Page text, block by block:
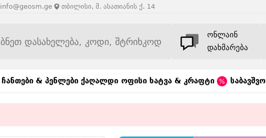
info@geosm.ge თბილისი, მ. ასათიანის ქ. 14
ონლაინ
დახმარება
ჩანთები & პენლები ქაღალდი ოფისი ხატვა & კრაფტი საბავშვო